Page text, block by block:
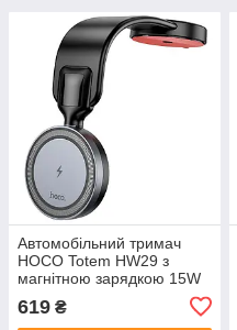
Автомобільний тримач
HOCO Totem HW29 з
магнітною зарядкою 15W
для смартфонів 4.5-7" на
консоль
619 ₴